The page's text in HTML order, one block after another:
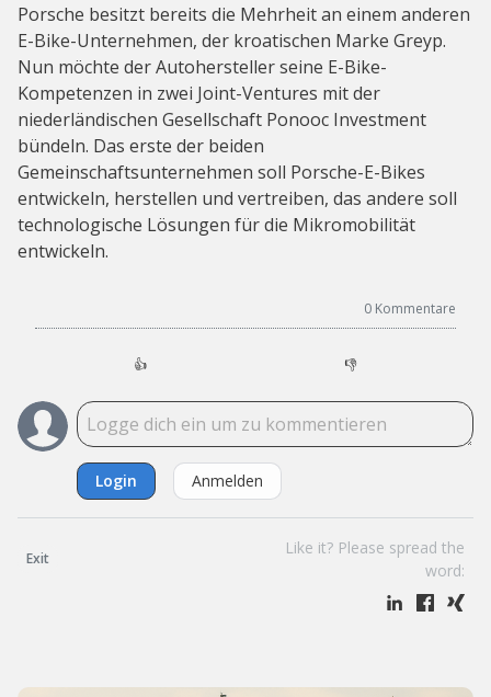
Porsche besitzt bereits die Mehrheit an einem anderen
E-Bike-Unternehmen, der kroatischen Marke Greyp.
Nun möchte der Autohersteller seine E-Bike-
Kompetenzen in zwei Joint-Ventures mit der
niederländischen Gesellschaft Ponooc Investment
bündeln. Das erste der beiden
Gemeinschaftsunternehmen soll Porsche-E-Bikes
entwickeln, herstellen und vertreiben, das andere soll
technologische Lösungen für die Mikromobilität
entwickeln.
0 Kommentare
👍 👎
Login Anmelden
Exit
Like it? Please spread the
word: